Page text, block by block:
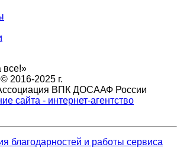
все!»
2016-2025 г.
ВПК ДОСААФ России
сайта - интернет-агентство
благодарностей и работы сервиса